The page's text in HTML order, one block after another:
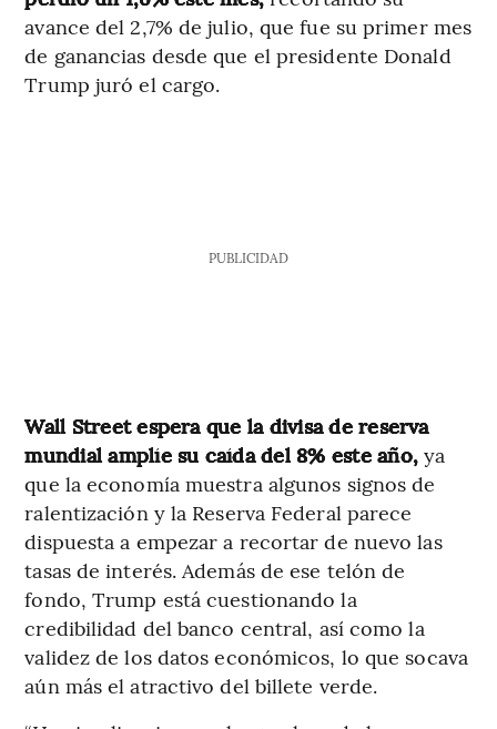
avance del 2,7% de julio, que fue su primer mes
de ganancias desde que el presidente Donald
Trump juró el cargo.
PUBLICIDAD
Wall Street espera que la divisa de reserva
mundial amplíe su caída del 8% este año, ya
que la economía muestra algunos signos de
ralentización y la Reserva Federal parece
dispuesta a empezar a recortar de nuevo las
tasas de interés. Además de ese telón de
fondo, Trump está cuestionando la
credibilidad del banco central, así como la
validez de los datos económicos, lo que socava
aún más el atractivo del billete verde.